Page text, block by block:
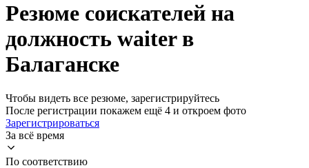
Резюме соискателей на
должность waiter в
Балаганске
Чтобы видеть все резюме, зарегистрируйтесь
После регистрации покажем ещё 4 и откроем фото
Зарегистрироваться
За всё время
По соответствию